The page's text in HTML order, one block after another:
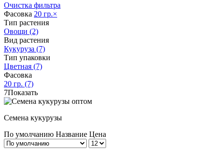
Очистка фильтра
Фасовка 20 гр.×
Тип растения
Овощи (2)
Вид растения
Кукуруза (7)
Тип упаковки
Цветная (7)
Фасовка
20 гр. (7)
7Показать
Семена кукурузы
По умолчанию Название Цена